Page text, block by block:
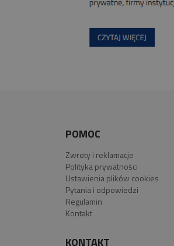
POMOC
Zwroty i reklamacje
Polityka prywatności
Ustawienia plików cookies
Pytania i odpowiedzi
Regulamin
Kontakt
KONTAKT